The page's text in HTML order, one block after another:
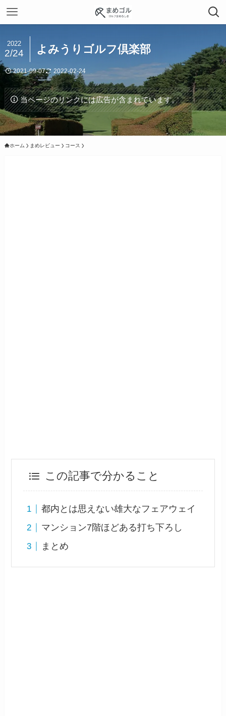
よみうりゴルフ倶楽部
2022
2/24
2021-09-07 2022-02-24
当ページのリンクには広告が含まれています。
ホーム まめレビュー コース
この記事で分かること
都内とは思えない雄大なフェアウェイ
マンション7階ほどある打ち下ろし
まとめ